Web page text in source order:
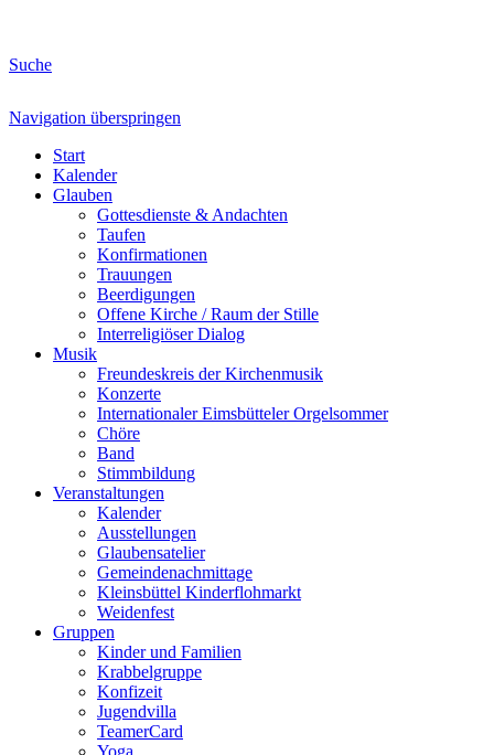
Suche
Navigation überspringen
Start
Kalender
Glauben
Gottesdienste & Andachten
Taufen
Konfirmationen
Trauungen
Beerdigungen
Offene Kirche / Raum der Stille
Interreligiöser Dialog
Musik
Freundeskreis der Kirchenmusik
Konzerte
Internationaler Eimsbütteler Orgelsommer
Chöre
Band
Stimmbildung
Veranstaltungen
Kalender
Ausstellungen
Glaubensatelier
Gemeindenachmittage
Kleinsbüttel Kinder­flohmarkt
Weidenfest
Gruppen
Kinder und Familien
Krabbelgruppe
Konfizeit
Jugendvilla
TeamerCard
Yoga